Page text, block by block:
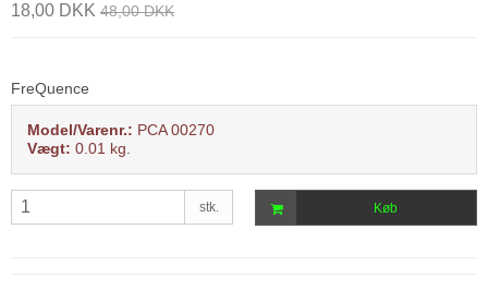
18,00 DKK 48,00 DKK
FreQuence
Model/Varenr.: PCA 00270
Vægt: 0.01 kg.
stk. Køb